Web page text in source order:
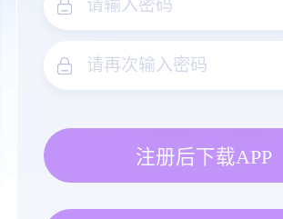
注册后下载APP